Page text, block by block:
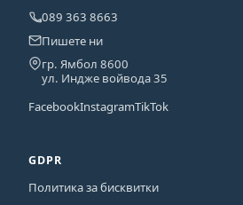
089 363 8663
Пишете ни
гр. Ямбол 8600
ул. Индже войвода 35
FacebookInstagramTikTok
GDPR
Политика за бисквитки